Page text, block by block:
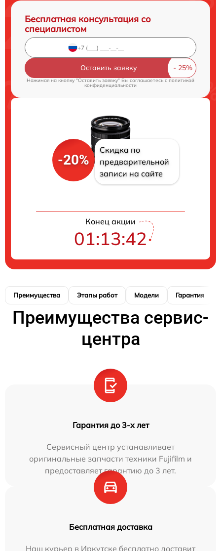
Бесплатная консультация со
специалистом
Оставить заявку
Нажимая на кнопку "Оставить заявку" Вы соглашаетесь c политикой
конфиденциальности
-20%
Скидка по
предварительной
записи на сайте
Конец акции
01:13:41
Преимущества Этапы работ Модели Гарантия
Преимущества сервис-
центра
Гарантия до 3-х лет
Сервисный центр устанавливает
оригинальные запчасти техники Fujifilm и
предоставляет гарантию до 3 лет.
Бесплатная доставка
Наш курьер в Иркутске бесплатно доставит